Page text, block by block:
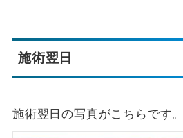
施術翌日
施術翌日の写真がこちらです。